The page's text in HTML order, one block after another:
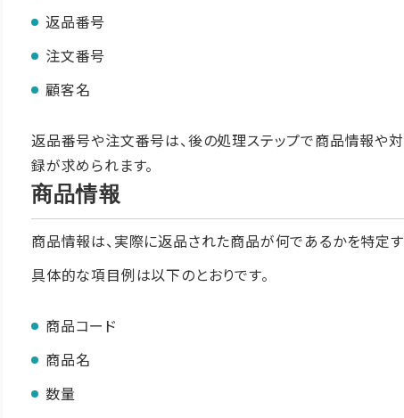
返品番号
注文番号
顧客名
返品番号や注文番号は、後の処理ステップで商品情報や
録が求められます。
商品情報
商品情報は、実際に返品された商品が何であるかを特定す
具体的な項目例は以下のとおりです。
商品コード
商品名
数量